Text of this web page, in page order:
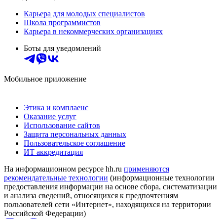
Карьера для молодых специалистов
Школа программистов
Карьера в некоммерческих организациях
Боты для уведомлений
Мобильное приложение
Этика и комплаенс
Оказание услуг
Использование сайтов
Защита персональных данных
Пользовательское соглашение
ИТ аккредитация
На информационном ресурсе hh.ru применяются
рекомендательные технологии (информационные технологии
предоставления информации на основе сбора, систематизации
и анализа сведений, относящихся к предпочтениям
пользователей сети «Интернет», находящихся на территории
Российской Федерации)